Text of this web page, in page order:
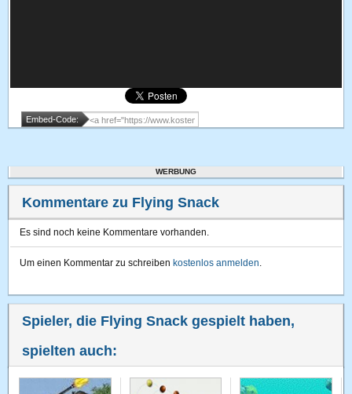
Embed-Code:
WERBUNG
Kommentare zu Flying Snack
Es sind noch keine Kommentare vorhanden.
Um einen Kommentar zu schreiben kostenlos anmelden.
Spieler, die Flying Snack gespielt haben,
spielten auch: